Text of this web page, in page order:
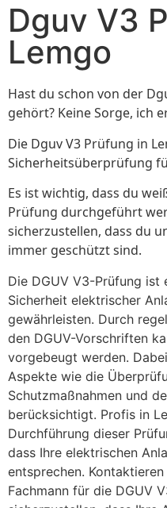
Dguv V3
Lemgo
Hast du schon von der
gehört? Keine Sorge, ich
Die Dguv V3 Prüfung in
Sicherheitsüberprüfung
Es ist wichtig, dass du
Prüfung durchgeführt
sicherzustellen, dass du
immer geschützt sind.
Die DGUV V3-Prüfung
Sicherheit elektrischer
gewährleisten. Durch
den DGUV-Vorschriften
vorgebeugt werden.
Aspekte wie die
Schutzmaßnahmen und
berücksichtigt. Profis in
Durchführung dieser
dass Ihre elektrischen
entsprechen.
Fachmann für die DGUV